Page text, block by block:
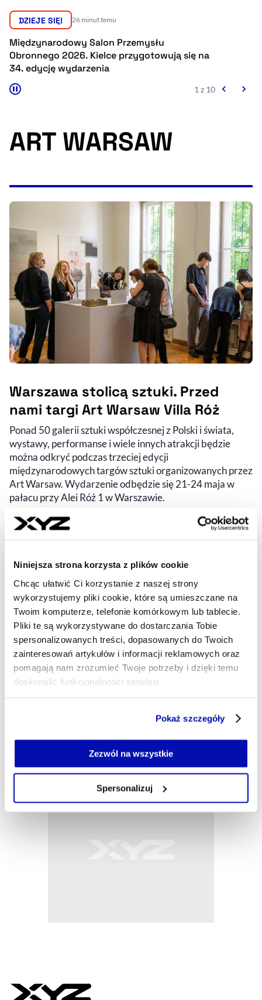
Niniejsza strona korzysta z plików cookie
Chcąc ułatwić Ci korzystanie z naszej strony
wykorzystujemy pliki cookie, które są umieszczane na
Twoim komputerze, telefonie komórkowym lub tablecie.
Pliki te są wykorzystywane do dostarczania Tobie
spersonalizowanych treści, dopasowanych do Twoich
zainteresowań artykułów i informacji reklamowych oraz
pomagają nam zrozumieć Twoje potrzeby i dzięki temu
doskonalić funkcjonalności serwisu.
Jeżeli nie wyrażasz zgody na zapisywanie plików cookie,
możesz łatwo zarządzać swoimi uprawnieniami, np. we
własnej przeglądarce internetowej lub po wybraniu opcji
Pokaż szczegóły
Zezwól na wszystkie
Spersonalizuj
Ułatwienia dostępności wspierają:
, otwiera się w nowym oknie
Zgłoś problem
, otwiera się w
DZIEJE SIĘ! 26 minut temu
Międzynarodowy Salon Przemysłu
Obronnego 2026. Kielce przygotowują się na
34. edycję wydarzenia
1 z 10
ART WARSAW
Warszawa stolicą sztuki. Przed
nami targi Art Warsaw Villa Róż
Ponad 50 galerii sztuki współczesnej z Polski i świata,
wystawy, performanse i wiele innych atrakcji będzie
można odkryć podczas trzeciej edycji
międzynarodowych targów sztuki organizowanych przez
Art Warsaw. Wydarzenie odbędzie się 21-24 maja w
pałacu przy Alei Róż 1 w Warszawie.
JAKUB SZYMANEK
- AUTOR ARTYKUŁU - PROFIL